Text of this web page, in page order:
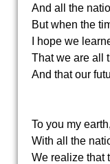
And all the
But when the
I hope we
That we are all
And that our
To you my
With all the
We realize that